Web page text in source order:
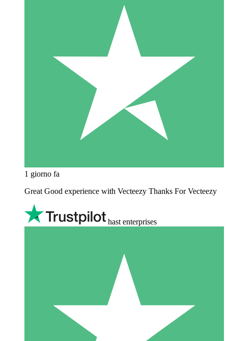
1 giorno fa
Great Good experience with Vecteezy Thanks For Vecteezy
hast enterprises